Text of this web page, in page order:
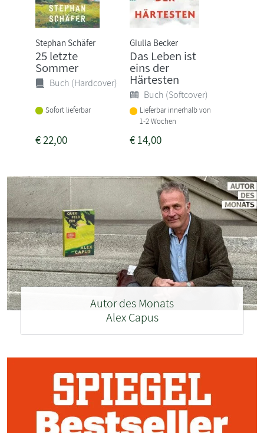
Stephan Schäfer
25 letzte
Sommer
Buch (Hardcover)
Sofort lieferbar
€22,00
Giulia Becker
Das Leben ist
eins der
Härtesten
Buch (Softcover)
Lieferbar innerhalb von
1-2 Wochen
€14,00
Autor des Monats
Alex Capus